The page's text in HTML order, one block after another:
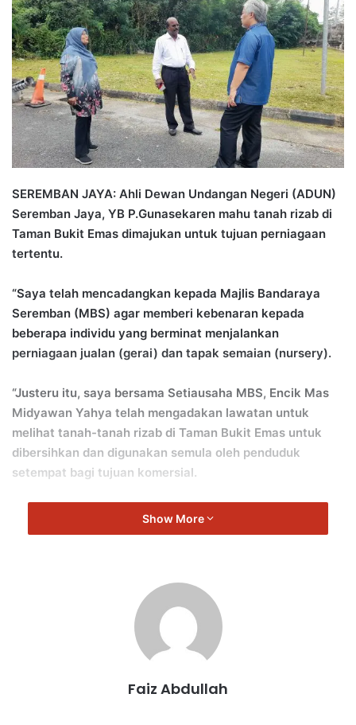
d
a
n
e
m
a
i
l
SEREMBAN JAYA: Ahli Dewan Undangan Negeri (ADUN)
Seremban Jaya, YB P.Gunasekaren mahu tanah rizab di
Taman Bukit Emas dimajukan untuk tujuan perniagaan
tertentu.
“Saya telah mencadangkan kepada Majlis Bandaraya
Seremban (MBS) agar memberi kebenaran kepada
beberapa individu yang berminat menjalankan
perniagaan jualan (gerai) dan tapak semaian (nursery).
“Justeru itu, saya bersama Setiausaha MBS, Encik Mas
Midyawan Yahya telah mengadakan lawatan untuk
melihat tanah-tanah rizab di Taman Bukit Emas untuk
dibersihkan dan digunakan semula oleh penduduk
setempat bagi tujuan komersial.
“Secara dasarnya MBS bersetuju dengan cadangan ini
namun pengusaha tersebut perlu mendapatkan
Turut hadir, Ahli MBS, Puan Jamilah Said Ali.
Show More
Faiz Abdullah